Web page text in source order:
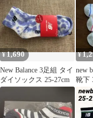
¥1,690
New Balance 3足組 タイ
ダイソックス 25-27cm
¥
new
靴下